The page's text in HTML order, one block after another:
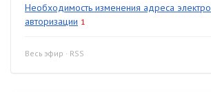
Необходимость изменения адреса
авторизации 1
Весь эфир · RSS